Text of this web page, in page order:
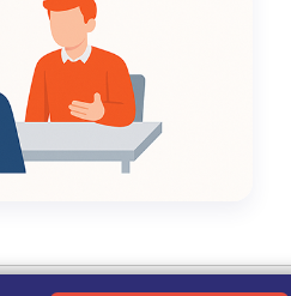
Kebijakan Privasi|Tentang Kami|